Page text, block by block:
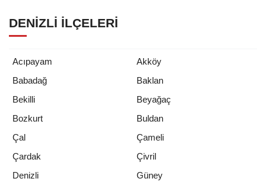
DENIZLI İLÇELERI
Acıpayam
Akköy
Babadağ
Baklan
Bekilli
Beyağaç
Bozkurt
Buldan
Çal
Çameli
Çardak
Çivril
Denizli
Güney